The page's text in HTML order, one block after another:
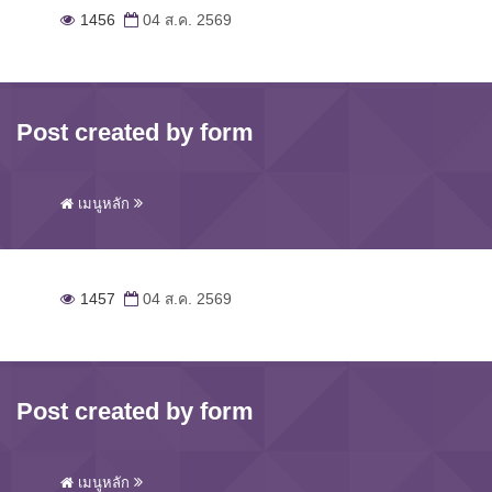
1456 04 ส.ค. 2569
Post created by form
เมนูหลัก
1457 04 ส.ค. 2569
Post created by form
เมนูหลัก